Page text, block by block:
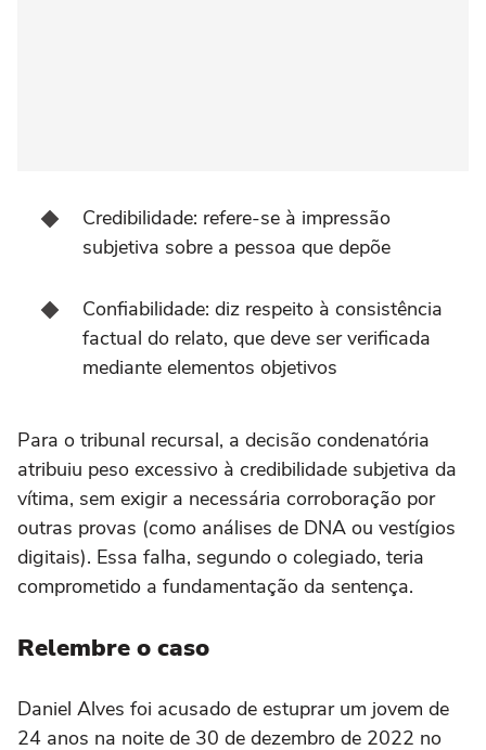
Credibilidade: refere-se à impressão
subjetiva sobre a pessoa que depõe
Confiabilidade: diz respeito à consistência
factual do relato, que deve ser verificada
mediante elementos objetivos
Para o tribunal recursal, a decisão condenatória
atribuiu peso excessivo à credibilidade subjetiva da
vítima, sem exigir a necessária corroboração por
outras provas (como análises de DNA ou vestígios
digitais). Essa falha, segundo o colegiado, teria
comprometido a fundamentação da sentença.
Relembre o caso
Daniel Alves foi acusado de estuprar um jovem de
24 anos na noite de 30 de dezembro de 2022 no